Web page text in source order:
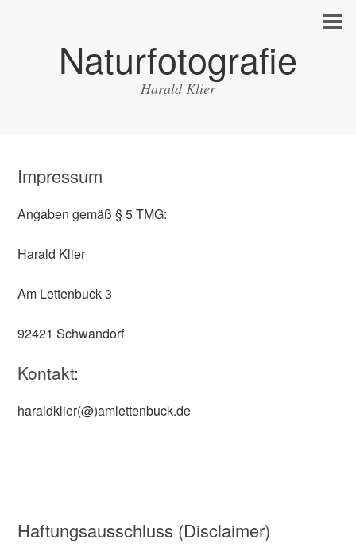
Naturfotografie
Harald Klier
Impressum
Angaben gemäß § 5 TMG:
Harald Klier
Am Lettenbuck 3
92421 Schwandorf
Kontakt:
haraldklier(@)amlettenbuck.de
Haftungsausschluss (Disclaimer)